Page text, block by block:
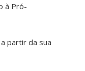
à Pró-
partir da sua